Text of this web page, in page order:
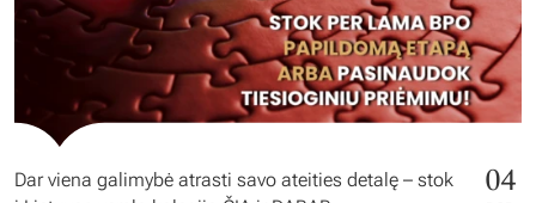
Dar viena galimybė atrasti savo ateities detalę – stok
04